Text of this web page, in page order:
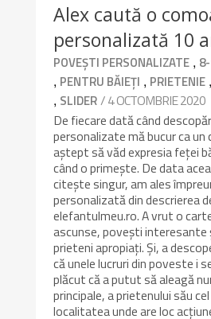
Alex caută o
personalizată 10
POVEȘTI PERSONALIZATE ,
, PENTRU BĂIEȚI , PRIETENIE ,
, SLIDER/ 4 OCTOMBRIE 2020
De fiecare dată când
personalizate mă bucur ca un
aștept să văd expresia feței
când o primește. De data
citește singur, am ales
personalizată din descrierea
elefantulmeu.ro. A vrut o
ascunse, povești interesante
prieteni apropiați. Și, a
că unele lucruri din poveste i
plăcut că a putut să aleagă
principale, a prietenului său
localitatea unde are loc